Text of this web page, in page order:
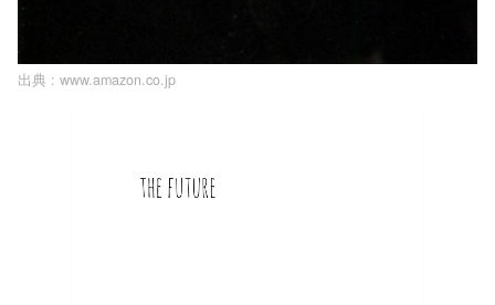
出典 : www.amazon.co.jp